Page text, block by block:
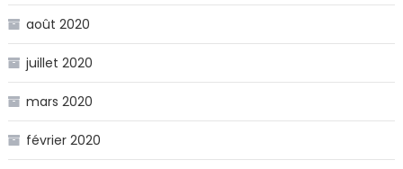
août 2020
juillet 2020
mars 2020
février 2020